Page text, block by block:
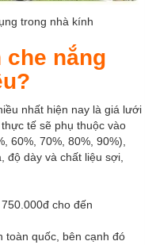
trong nhà kính
nắng
nhất hiện nay là giá lưới
tế sẽ phụ thuộc vào
60%, 70%, 80%, 90%),
độ dày và chất liệu sợi,
cho đến
toàn quốc, bên cạnh đó